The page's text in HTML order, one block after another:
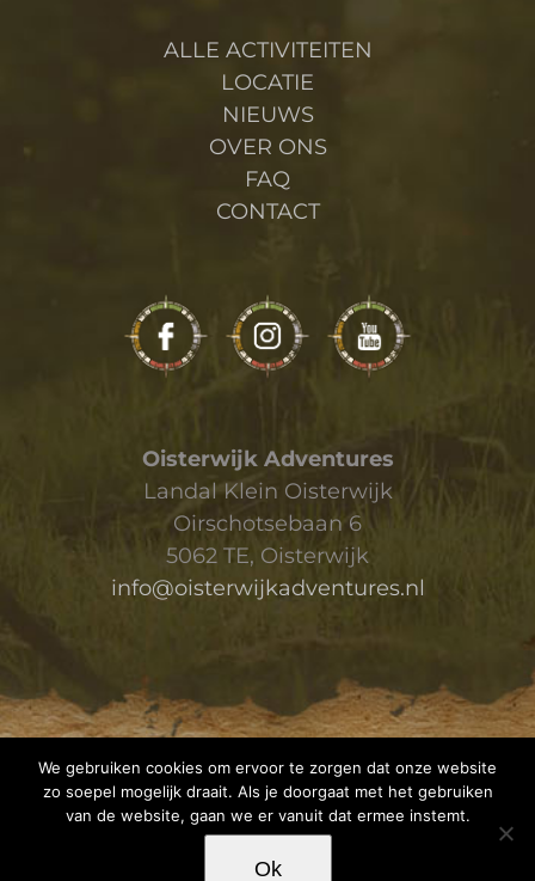
ALLE ACTIVITEITEN
LOCATIE
NIEUWS
OVER ONS
FAQ
CONTACT
Oisterwijk Adventures
Landal Klein Oisterwijk
Oirschotsebaan 6
5062 TE, Oisterwijk
info@oisterwijkadventures.nl
Copyright 2019 Oisterwijk Adventures |
We gebruiken cookies om ervoor te zorgen dat onze website
zo soepel mogelijk draait. Als je doorgaat met het gebruiken
van de website, gaan we er vanuit dat ermee instemt.
Ok